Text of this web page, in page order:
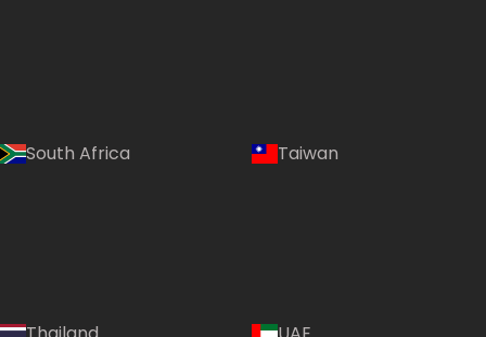
South Africa Taiwan